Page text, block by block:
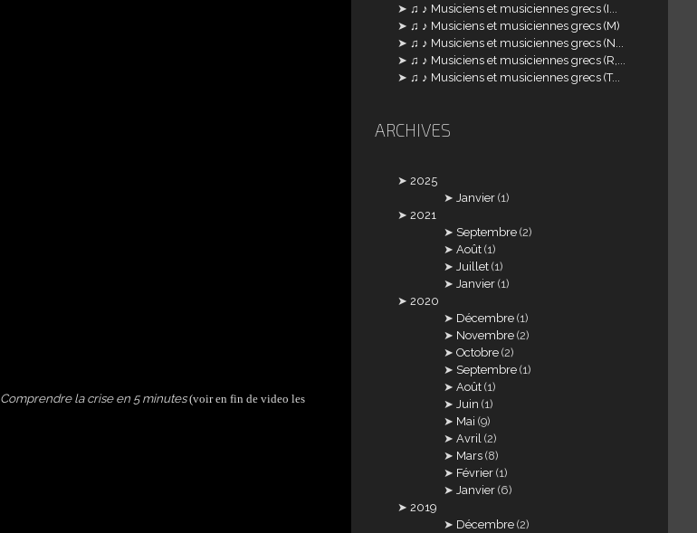
Comprendre la crise en 5 minutes(voir en fin de video les
♫ ♪ Musiciens et musiciennes grecs (I...
♫ ♪ Musiciens et musiciennes grecs (M)
♫ ♪ Musiciens et musiciennes grecs (N...
♫ ♪ Musiciens et musiciennes grecs (R,...
♫ ♪ Musiciens et musiciennes grecs (T...
ARCHIVES
2025
Janvier (1)
2021
Septembre (2)
Août (1)
Juillet (1)
Janvier (1)
2020
Décembre (1)
Novembre (2)
Octobre (2)
Septembre (1)
Août (1)
Juin (1)
Mai (9)
Avril (2)
Mars (8)
Février (1)
Janvier (6)
2019
Décembre (2)